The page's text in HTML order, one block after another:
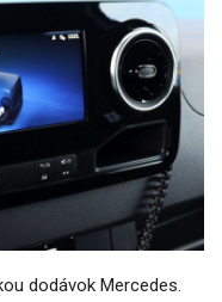
dodávok Mercedes.